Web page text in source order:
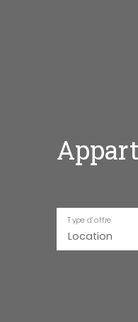
Location
Type d'offre